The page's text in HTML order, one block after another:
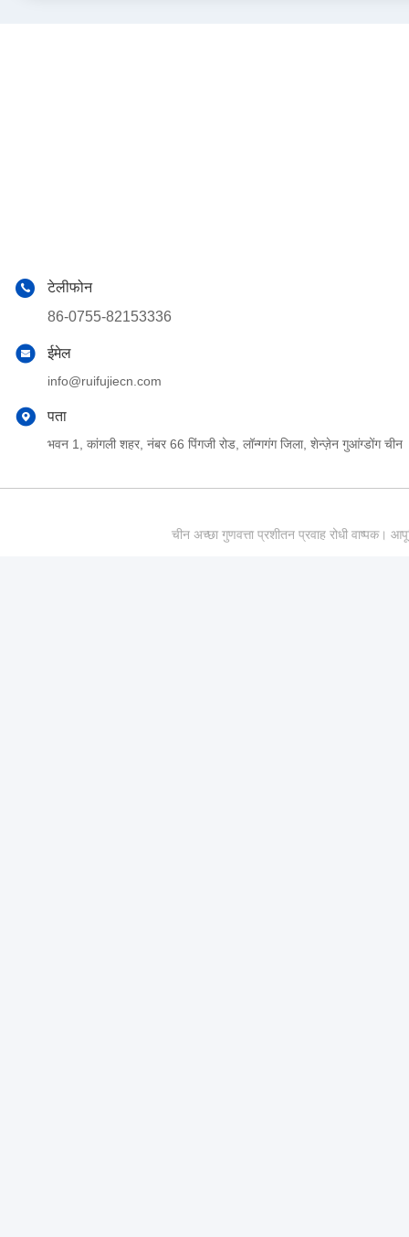
टेलीफोन
86-0755-82153336
ईमेल
info@ruifujiecn.com
पता
भवन 1, कांगली शहर, नंबर 66 पिंगजी रोड, लॉन्गगंग जिला, शेन्ज़ेन गुआंग्डोंग चीन
चीन अच्छा गुणवत्ता प्रशीतन प्रवाह रोधी